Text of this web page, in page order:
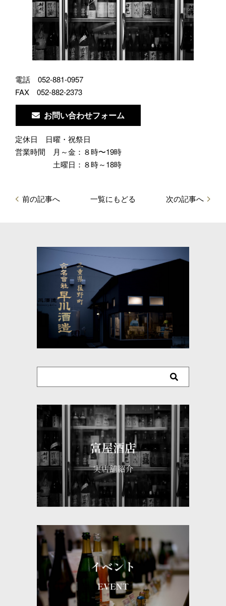
電話
052-881-0957
FAX
052-882-2373
お問い合わせフォーム
定休日
日曜・祝祭日
営業時間
月～金：８時〜19時
土曜日：８時～18時
前の記事へ 一覧にもどる 次の記事へ